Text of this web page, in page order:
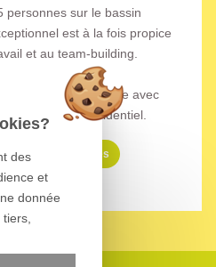
personnes sur le bassin
est à la fois propice
et au team-building.
forfaits Journée étude avec
et Séminaire résidentiel.
salles de séminaires
des
et
donnée